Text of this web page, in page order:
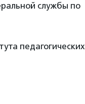
службы по
педагогических